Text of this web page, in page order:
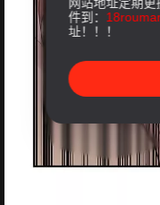
件到：
址！！！